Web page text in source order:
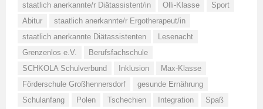
staatlich anerkannte/r Diätassistent/in
Olli-Klasse
Sport
Abitur
staatlich anerkannte/r Ergotherapeut/in
staatlich anerkannte Diätassistenten
Lesenacht
Grenzenlos e.V.
Berufsfachschule
SCHKOLA Schulverbund
Inklusion
Max-Klasse
Förderschule Großhennersdorf
gesunde Ernährung
Schulanfang
Polen Tschechien Integration
Spaß